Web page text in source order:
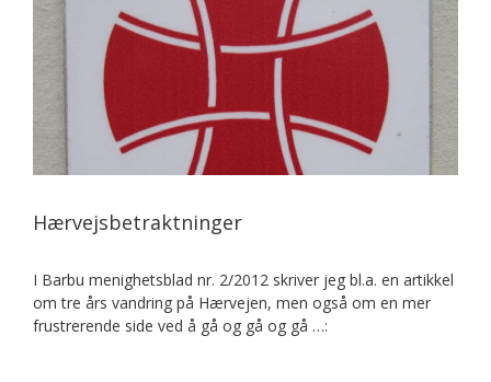
Hærvejsbetraktninger
I Barbu menighetsblad nr. 2/2012 skriver jeg bl.a. en artikkel
om tre års vandring på Hærvejen, men også om en mer
frustrerende side ved å gå og gå og gå …: